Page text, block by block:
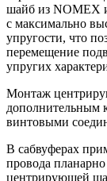
шайб из NOMEX
с максимально
упругости, что
перемещение
упругих
Монтаж
дополнительным
винтовыми
В сабвуферах
провода
центрирующей